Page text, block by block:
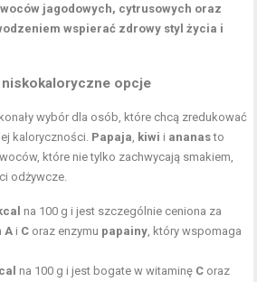
jagodowych, cytrusowych oraz
wspierać zdrowy styl życia i
opcje
wybór dla osób, które chcą zredukować
kaloryczności. Papaja, kiwi i ananasto
które nie tylko zachwycają smakiem,
odżywcze.
na 100 g i jest szczególnie ceniona za
A i C oraz enzymu papainy, który wspomaga
na 100 g i jest bogate w witaminę C oraz